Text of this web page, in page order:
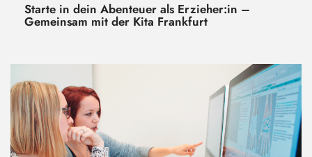
Starte in dein Abenteuer als Erzieher:in –
Gemeinsam mit der Kita Frankfurt